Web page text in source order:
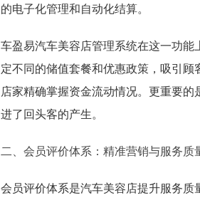
的电子化管理和自动化结算。
车盈易汽车美容店管理系统在这一功
定不同的储值套餐和优惠政策，吸引
店家精确掌握资金流动情况。更重要
进了回头客的产生。
二、会员评价体系：精准营销与服务质
会员评价体系是汽车美容店提升服务